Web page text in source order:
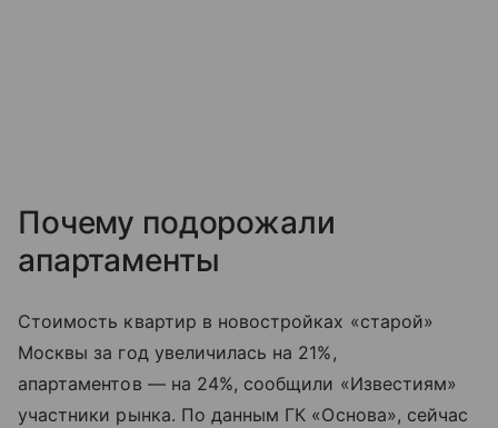
Почему подорожали
апартаменты
Стоимость квартир в новостройках «старой»
Москвы за год увеличилась на 21%,
апартаментов — на 24%, сообщили «Известиям»
участники рынка. По данным ГК «Основа», сейчас